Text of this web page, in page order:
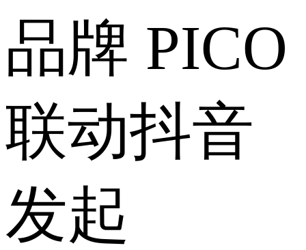
品牌 PICO
联动抖音
发起